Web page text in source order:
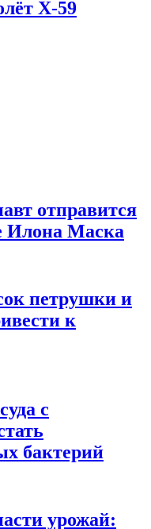
X-59
отправится
Илона Маска
петрушки и
к
с
бактерий
урожай: